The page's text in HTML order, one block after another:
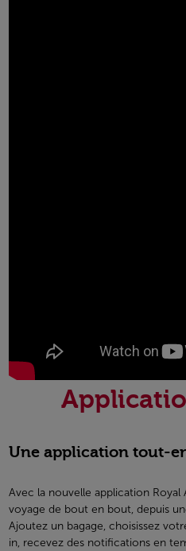
Une application tout-
Avec la nouvelle application
voyage de bout en bout, depuis
Ajoutez un bagage, choisissez
in, recevez des notifications en